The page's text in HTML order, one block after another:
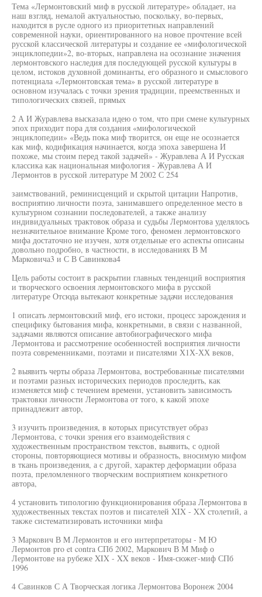
Тема «Лермонтовский миф в русской литературе» обладает, на
наш взгляд, немалой актуальностью, поскольку, во-первых,
находится в русле одного из приоритетных направлений
современной науки, ориентированного на новое прочтение всей
русской классической литературы и создание ее «мифологической
энциклопедии»2, во-вторых, направлена на осознание значения
лермонтовского наследия для последующей русской культуры в
целом, истоков духовной доминанты, его образного и смыслового
потенциала «Лермонтовская тема» в русской литературе в
основном изучалась с точки зрения традиции, преемственных и
типологических связей, прямых
2 А И Журавлева высказала идею о том, что при смене культурных
эпох приходит пора для создания «мифологической
энциклопедии» «Ведь пока миф творится, он еще не осознается
как миф, кодификация начинается, когда эпоха завершена И
похоже, мы стоим перед такой задачей» - Журавлева А И Русская
классика как национальная мифология - Журавлева А И
Лермонтов в русской литературе М 2002 С 254
заимствований, реминисценций и скрытой цитации Напротив,
восприятию личности поэта, занимавшего определенное место в
культурном сознании последователей, а также анализу
индивидуальных трактовок образа и судьбы Лермонтова уделялось
незначительное внимание Кроме того, феномен лермонтовского
мифа достаточно не изучен, хотя отдельные его аспекты описаны
довольно подробно, в частности, в исследованиях В М
Марковича3 и С В Савинкова4
Цель работы состоит в раскрытии главных тенденций восприятия
и творческого освоения лермонтовского мифа в русской
литературе Отсюда вытекают конкретные задачи исследования
1 описать лермонтовский миф, его истоки, процесс зарождения и
специфику бытования мифа, конкретными, в связи с названной,
задачами являются описание автобиографического мифа
Лермонтова и рассмотрение особенностей восприятия личности
поэта современниками, поэтами и писателями Х1Х-ХХ веков,
2 выявить черты образа Лермонтова, востребованные писателями
и поэтами разных исторических периодов проследить, как
изменяется миф с течением времени, установить зависимость
трактовки личности Лермонтова от того, к какой эпохе
принадлежит автор,
3 изучить произведения, в которых присутствует образ
Лермонтова, с точки зрения его взаимодействия с
художественным пространством текстов, выявить, с одной
стороны, повторяющиеся мотивы и образность, вносимую мифом
в ткань произведения, а с другой, характер деформации образа
поэта, преломленного творческим восприятием конкретного
автора,
4 установить типологию функционирования образа Лермонтова в
художественных текстах поэтов и писателей XIX - XX столетий, а
также систематизировать источники мифа
3 Маркович В M Лермонтов и его интерпретаторы - M Ю
Лермонтов pro et contra СПб 2002, Маркович В М Миф о
Лермонтове на рубеже XIX - XX веков - Имя-сюжег-миф СПб
1996
4 Савинков С А Творческая логика Лермонтова Воронеж 2004